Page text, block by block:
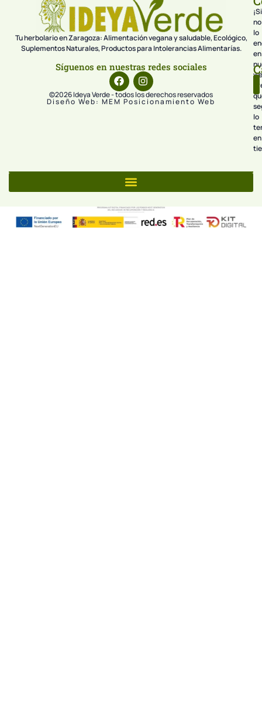
Tu herbolario en Zaragoza: Alimentación vegana y saludable, Ecológico,
Suplementos Naturales, Productos para Intolerancias Alimentarías.
Síguenos en nuestras redes sociales
©2026 Ideya Verde - todos los derechos reservados
Diseño Web: MEM Posicionamiento Web
¡Si
no
lo
en
lo
en